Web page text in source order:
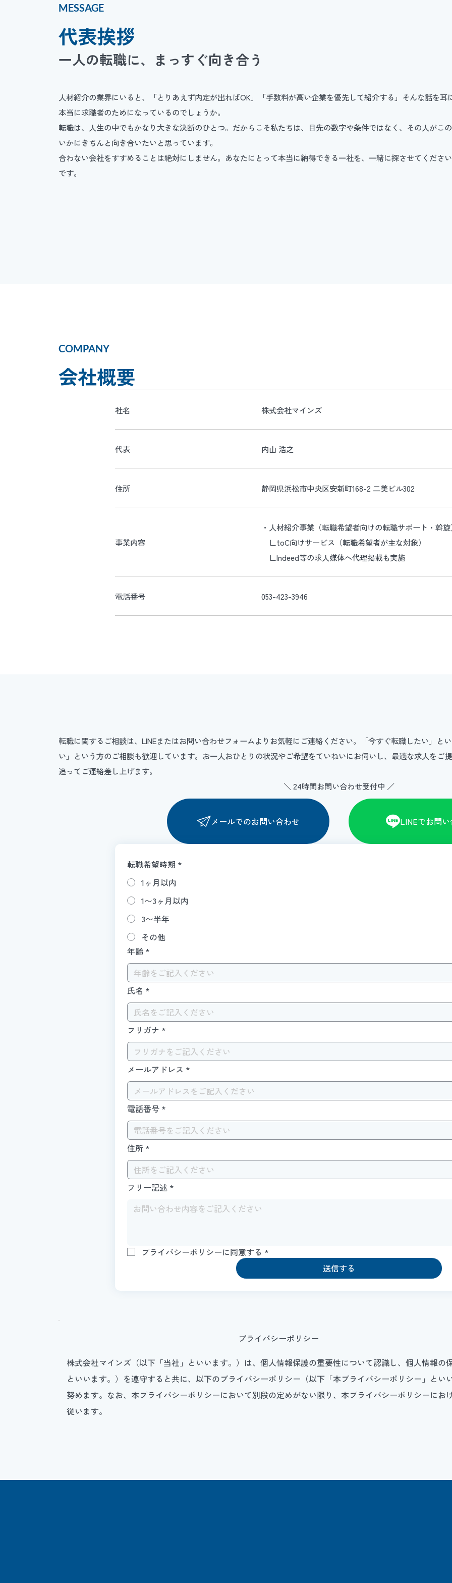
一人の転職に、まっすぐ向き合う
人材紹介の業界にいると、「とりあえず内定が出ればOK」「手数料が高い企業を優先して紹介する」そんな話を
本当に求職者のためになっているのでしょうか。
転職は、人生の中でもかなり大きな決断のひとつ。だからこそ私たちは、目先の数字や条件ではなく、その人がこ
いかにきちんと向き合いたいと思っています。
合わない会社をすすめることは絶対にしません。あなたにとって本当に納得できる一社を、一緒に探させてくださ
です。
MESSAGE
代表挨拶
COMPANY
会社概要
社名 株式会社マインズ
代表 内山 浩之
住所 静岡県浜松市中央区安新町168-2 二美ビル302
事業内容
・人材紹介事業（転職希望者向けの転職サポート・斡
∟toC向けサービス（転職希望者が主な対象）
∟Indeed等の求人媒体へ代理掲載も実施
電話番号 053-423-3946
＼ 24時間お問い合わせ受付中 ／
メールでのお問い合わせ LINEでお問
転職に関するご相談は、LINEまたはお問い合わせフォームよりお気軽にご連絡ください。「今すぐ転職したい」と
い」という方のご相談も歓迎しています。お一人おひとりの状況やご希望をていねいにお伺いし、最適な求人をご
追ってご連絡差し上げます。
転職希望時期 *
1ヶ月以内
1〜3ヶ月以内
3〜半年
その他
年齢 *
氏名 *
フリガナ *
メールアドレス *
電話番号 *
住所 *
フリー記述 *
プライバシーポリシーに同意する *
送信する
プライバシーポリシー
株式会社マインズ（以下「当社」といいます。）は、個人情報保護の重要性について認識し、個人情報の
といいます。）を遵守すると共に、以下のプライバシーポリシー（以下「本プライバシーポリシー」と
努めます。なお、本プライバシーポリシーにおいて別段の定めがない限り、本プライバシーポリシーに
従います。